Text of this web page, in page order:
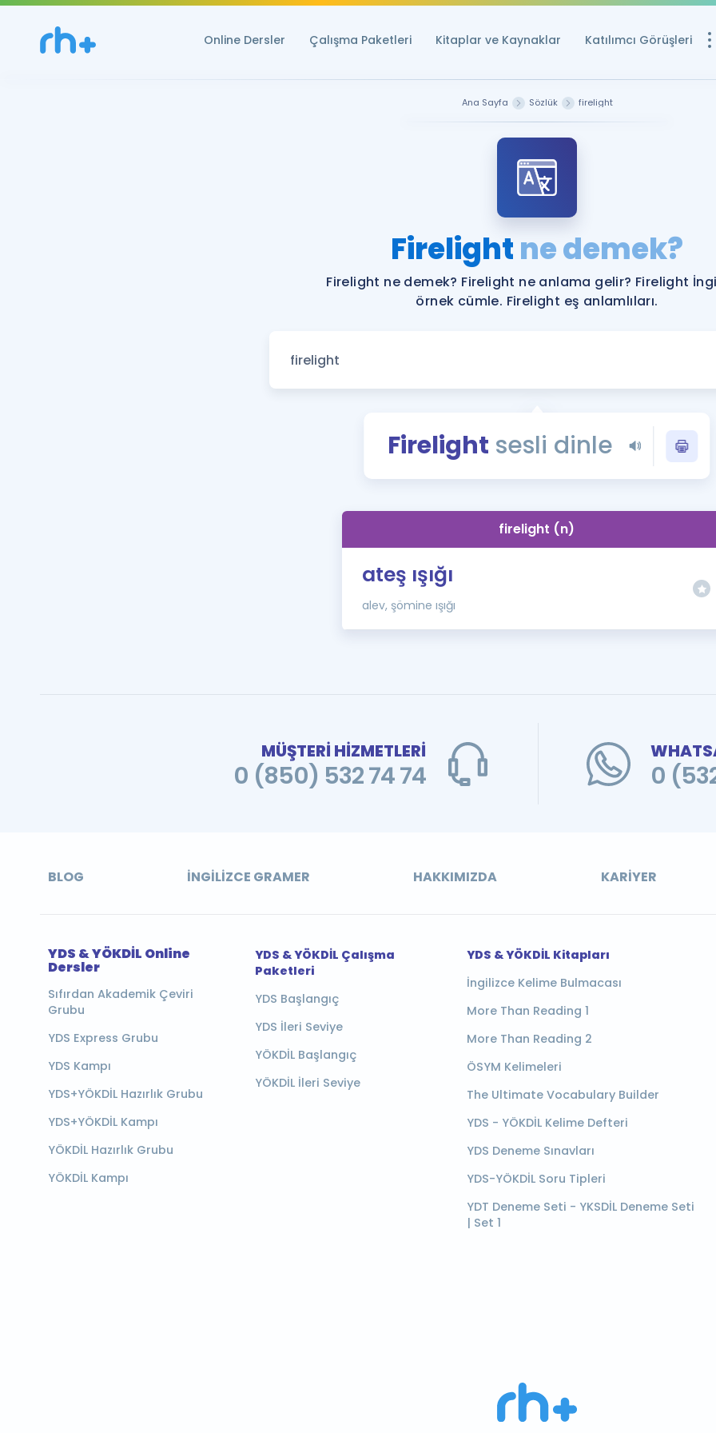
Online Dersler Çalışma Paketleri Kitaplar ve Kaynaklar Katılımcı Görüşleri
YDS ve YÖKDİL
Rehberlik Aracı
YDS ve YÖKDİL'e
Tüm ÖSYM
YDS - YÖKDİL
İngilizce Gramer
Ana Sayfa Sözlük firelight
Firelightne demek?
Firelight ne demek? Firelight ne anlama gelir? Firelight
örnek cümle. Firelight eş anlamlıları.
Firelight sesli dinle
firelight (n)
ateş ışığı
alev, şömine ışığı
MÜŞTERİ HİZMETLERİ
0 (850) 532 74 74 0
BLOG İNGILIZCE GRAMER HAKKIMIZDA KARIYER
YDS & YÖKDİL Online
Dersler
Sıfırdan Akademik Çeviri
Grubu
YDS Express Grubu
YDS Kampı
YDS+YÖKDİL Hazırlık Grubu
YDS+YÖKDİL Kampı
YÖKDİL Hazırlık Grubu
YÖKDİL Kampı
YDS & YÖKDİL Çalışma
Paketleri
YDS Başlangıç
YDS İleri Seviye
YÖKDİL Başlangıç
YÖKDİL İleri Seviye
YDS & YÖKDİL Kitapları
İngilizce Kelime Bulmacası
More Than Reading 1
More Than Reading 2
ÖSYM Kelimeleri
The Ultimate Vocabulary Builder
YDS - YÖKDİL Kelime Defteri
YDS Deneme Sınavları
YDS-YÖKDİL Soru Tipleri
YDT Deneme Seti - YKSDİL Deneme Seti
| Set 1